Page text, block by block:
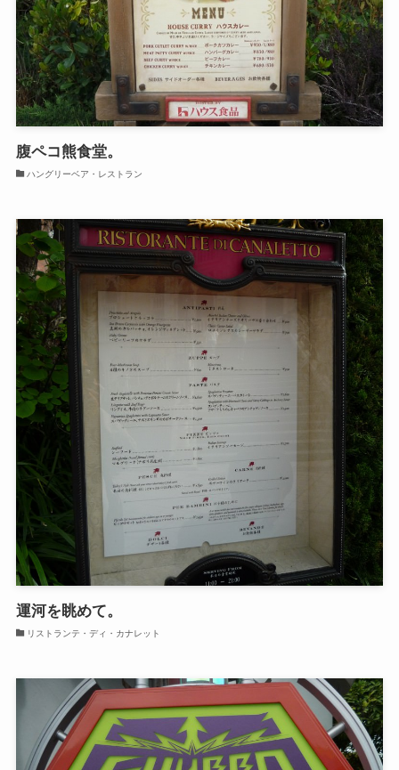
腹ペコ熊食堂。
ハングリーベア・レストラン
運河を眺めて。
リストランテ・ディ・カナレット